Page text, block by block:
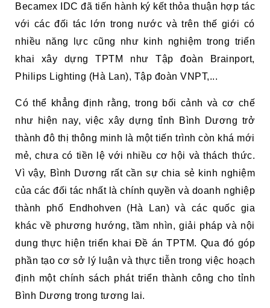
Becamex IDC đã tiến hành ký kết thỏa thuận hợp tác
với các đối tác lớn trong nước và trên thế giới có
nhiều năng lực cũng như kinh nghiệm trong triển
khai xây dựng TPTM như Tập đoàn Brainport,
Philips Lighting (Hà Lan), Tập đoàn VNPT,...
Có thể khẳng định rằng, trong bối cảnh và cơ chế
như hiện nay, việc xây dựng tỉnh Bình Dương trở
thành đô thị thông minh là một tiến trình còn khá mới
mẻ, chưa có tiền lệ với nhiều cơ hội và thách thức.
Vì vậy, Bình Dương rất cần sự chia sẻ kinh nghiệm
của các đối tác nhất là chính quyền và doanh nghiệp
thành phố Endhohven (Hà Lan) và các quốc gia
khác về phương hướng, tầm nhìn, giải pháp và nội
dung thực hiện triển khai Đề án TPTM. Qua đó góp
phần tạo cơ sở lý luận và thực tiễn trong việc hoạch
định một chính sách phát triển thành công cho tỉnh
Bình Dương trong tương lai.